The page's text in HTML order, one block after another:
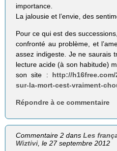
importance.
La jalousie et l’envie, des
Pour ce qui est des
confronté au problème, et
assez indigeste. Je ne saurais
lecture acide (à son habitude)
son site : http://h16free.com/
sur-la-mort-cest-vraiment-
Répondre à ce commentaire
Commentaire 2 dansLes
Wiztivi , le 27 septembre 2012